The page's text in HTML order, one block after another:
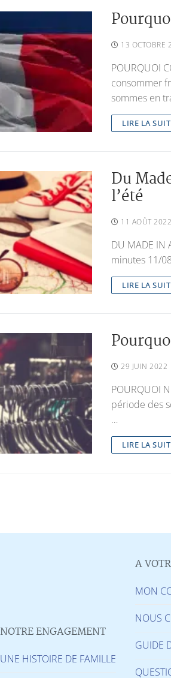
13 OCTOBRE
POURQUOI
consommer
sommes en
LIRE LA
Du
l’été
11 AOÛT 2022
DU MADE IN
minutes 11/
LIRE LA
29 JUIN 2022
POURQUOI
période des
…
LIRE LA
NOTRE ENGAGEMENT
UNE HISTOIRE DE FAMILLE
A
MON
NOUS
GUIDE